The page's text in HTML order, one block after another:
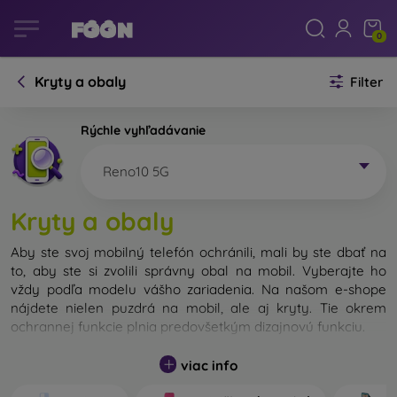
0
Kryty a obaly Filter
Rýchle vyhľadávanie
Reno10 5G
Kryty a obaly
Aby ste svoj mobilný telefón ochránili, mali by ste dbať na
to, aby ste si zvolili správny obal na mobil. Vyberajte ho
vždy podľa modelu vášho zariadenia. Na našom e-shope
nájdete nielen puzdrá na mobil, ale aj kryty. Tie okrem
ochrannej funkcie plnia predovšetkým dizajnovú funkciu.
Kryt na mobil môžeme nazvať tiež zadný kryt. Je určený na
ochranu zadnej časti telefónu. Jednotlivé kryty na mobil sa
viac info